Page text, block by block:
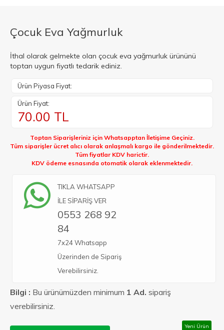
Çocuk Eva Yağmurluk
İthal olarak gelmekte olan çocuk eva yağmurluk ürününü
toptan uygun fiyatlı tedarik ediniz.
Ürün Piyasa Fiyat:
Ürün Fiyat:
70.00 TL
Toptan Siparişleriniz için Whatsapptan İletişime Geçiniz.
Tüm siparişler ücret alıcı olarak anlaşmalı kargo ile gönderilmektedir.
Tüm fiyatlar KDV harictir.
KDV ödeme esnasında otomatik olarak eklenmektedir.
TIKLA WHATSAPP
İLE SİPARİŞ VER
0553 268 92
84
7x24 Whatsapp
Üzerinden de Sipariş
Verebilirsiniz.
Bilgi : Bu ürünümüzden minimum 1 Ad. sipariş
verebilirsiniz.
Yeni Ürün